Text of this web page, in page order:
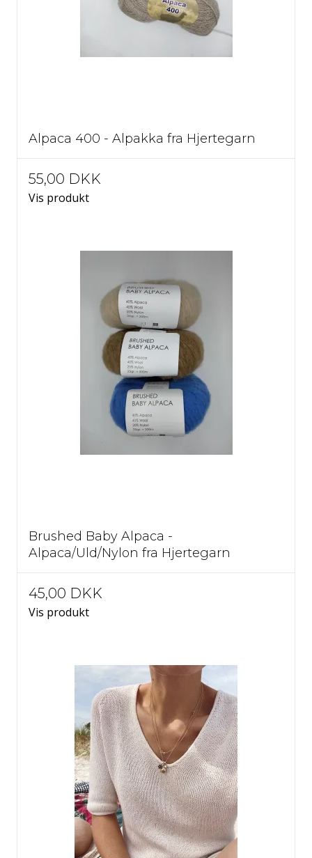
Alpaca 400 - Alpakka fra Hjertegarn
55,00 DKK
Vis produkt
Brushed Baby Alpaca -
Alpaca/Uld/Nylon fra Hjertegarn
45,00 DKK
Vis produkt